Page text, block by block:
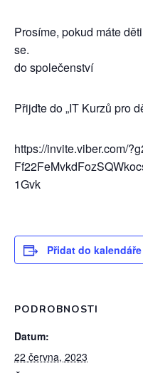
Prosíme, pokud máte
se.
do společenství
Přijďte do „IT Kurzů pro
https://invite.viber.com/
1Gvk
Přidat do kalendáře
PODROBNOSTI
Datum:
22 června, 2023